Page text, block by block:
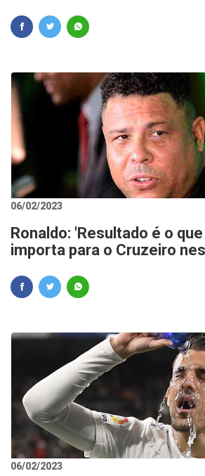
06/02/2023
Ronaldo: 'Resultado é o
importa para o Cruzeiro
06/02/2023